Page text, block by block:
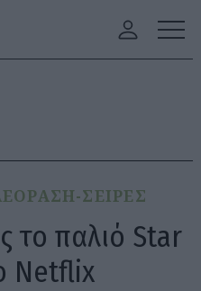
ΣΕΙΡΕΣ
το παλιό Star
Netflix